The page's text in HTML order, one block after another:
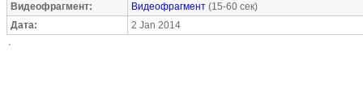
Видеофрагмент:
Видеофрагмент (15-60 сек)
Дата:
2 Jan 2014